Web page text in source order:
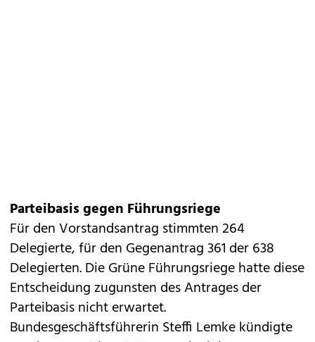
Parteibasis gegen Führungsriege
Für den Vorstandsantrag stimmten 264
Delegierte, für den Gegenantrag 361 der 638
Delegierten. Die Grüne Führungsriege hatte diese
Entscheidung zugunsten des Antrages der
Parteibasis nicht erwartet.
Bundesgeschäftsführerin Steffi Lemke kündigte